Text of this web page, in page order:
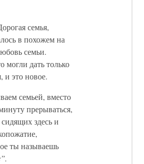
семья,
в похожем на
семьи.
могли дать только
и это новое.
семьей, вместо
прерываться,
здесь и
ты называешь